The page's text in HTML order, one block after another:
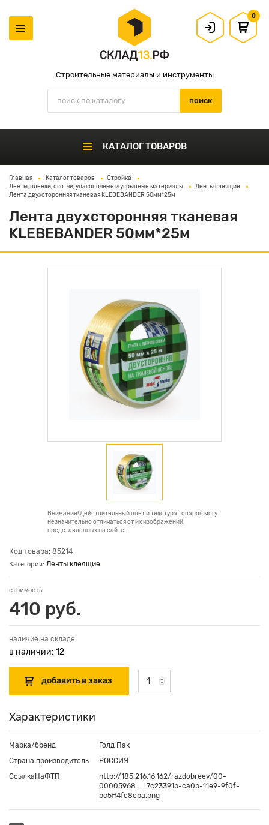
Строительные материалы и инструменты
0
КАТАЛОГ ТОВАРОВ
Главная Каталог товаров
Стройка
Ленты, пленки, скотчи, упаковочные и укрывные материалы
Ленты клеящие
Лента двухсторонняя тканевая KLEBEBANDER 50мм*25м
Лента двухсторонняя тканевая
KLEBEBANDER 50мм*25м
Внимание! Действительный цвет и текстура товаров могут
незначительно отличаться от их изображений,
представленных на сайте.
Код товара: 85214
Категория: Ленты клеящие
стоимость:
410 руб.
наличие на складе:
в наличии: 12
Характеристики
Марка/бренд
Голд Пак
Страна производитель
РОССИЯ
СсылкаНаФТП
http://185.216.16.162/razdobreev/00-
00005968__7c23391b-ca0b-11e9-9f0f-
bc5ff4fc8eba.png